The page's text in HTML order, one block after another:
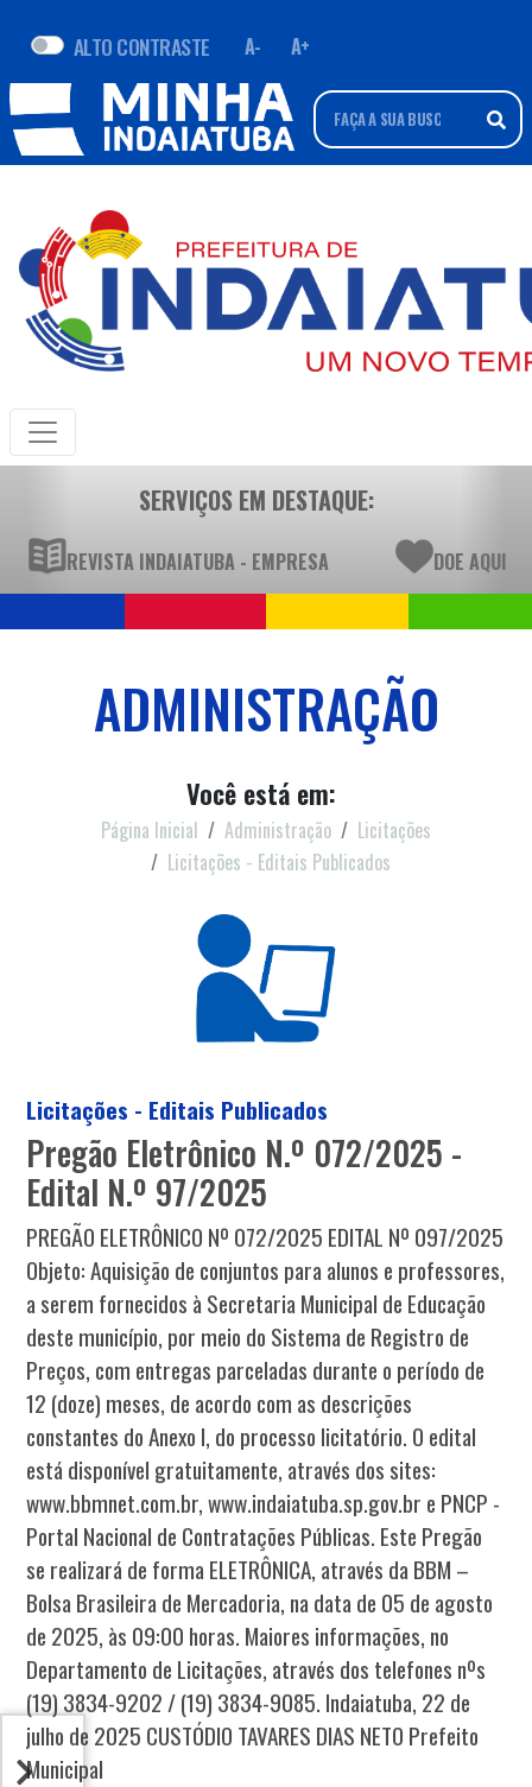
ALTO CONTRASTE A- A+
SERVIÇOS EM DESTAQUE:
REVISTA INDAIATUBA - EMPRESA DOE AQUI
ADMINISTRAÇÃO
Você está em:
Página Inicial Administração
Licitações
Licitações - Editais Publicados
Licitações - Editais Publicados
Pregão Eletrônico N.º 072/2025 -
Edital N.º 97/2025
PREGÃO ELETRÔNICO Nº 072/2025 EDITAL Nº 097/2025
Objeto: Aquisição de conjuntos para alunos e professores,
a serem fornecidos à Secretaria Municipal de Educação
deste município, por meio do Sistema de Registro de
Preços, com entregas parceladas durante o período de
12 (doze) meses, de acordo com as descrições
constantes do Anexo I, do processo licitatório. O edital
está disponível gratuitamente, através dos sites:
www.bbmnet.com.br, www.indaiatuba.sp.gov.br e PNCP -
Portal Nacional de Contratações Públicas. Este Pregão
se realizará de forma ELETRÔNICA, através da BBM –
Bolsa Brasileira de Mercadoria, na data de 05 de agosto
de 2025, às 09:00 horas. Maiores informações, no
Departamento de Licitações, através dos telefones nºs
(19) 3834-9202 / (19) 3834-9085. Indaiatuba, 22 de
julho de 2025 CUSTÓDIO TAVARES DIAS NETO Prefeito
Municipal